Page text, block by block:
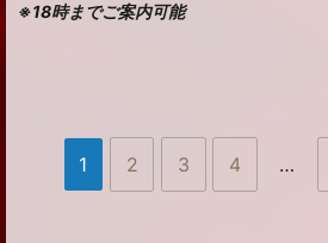
※18時までご案内可能
1 2 3 4 …